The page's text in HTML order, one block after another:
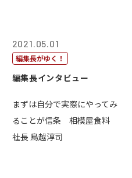
2021.05.01
編集長がゆく！
編集長インタビュー
まずは自分で実際にやってみ
ることが信条 相模屋食料
社長 鳥越淳司